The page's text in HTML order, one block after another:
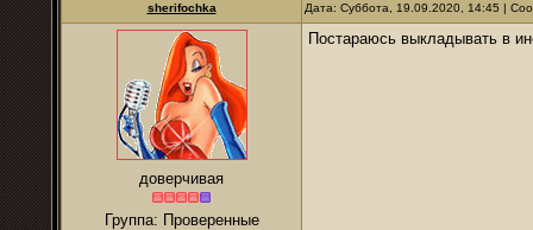
sherifochka Дата: Суббота, 19.09.2020, 14:45 |
доверчивая
Группа: Проверенные
Постараюсь выкладывать в